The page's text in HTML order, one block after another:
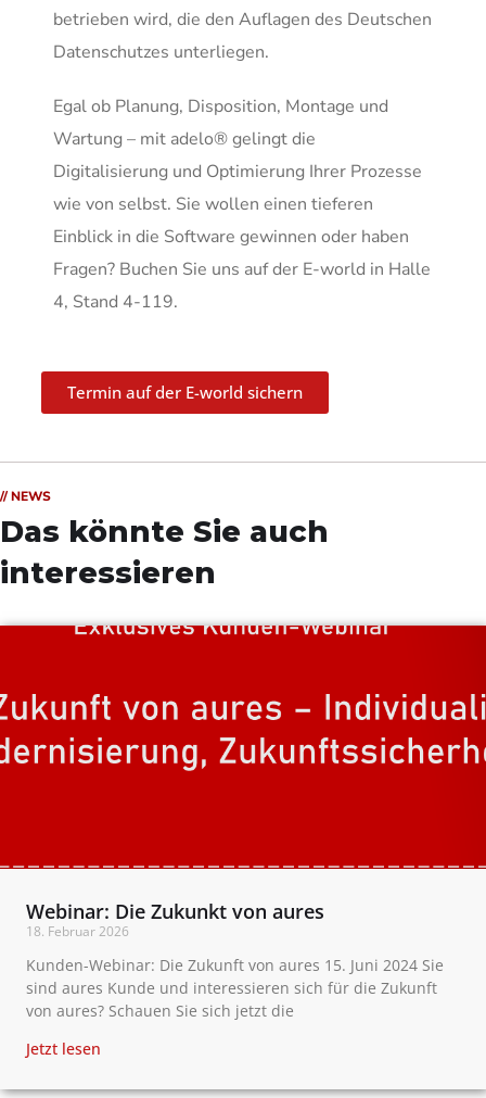
betrieben wird, die den Auflagen des Deutschen
Datenschutzes unterliegen.
Egal ob Planung, Disposition, Montage und
Wartung – mit adelo® gelingt die
Digitalisierung und Optimierung Ihrer Prozesse
wie von selbst. Sie wollen einen tieferen
Einblick in die Software gewinnen oder haben
Fragen? Buchen Sie uns auf der E-world in Halle
4, Stand 4-119.
Termin auf der E-world sichern
// NEWS
Das könnte Sie auch
interessieren
Webinar: Die Zukunkt von aures
18. Februar 2026
Kunden-Webinar: Die Zukunft von aures 15. Juni 2024 Sie
sind aures Kunde und interessieren sich für die Zukunft
von aures? Schauen Sie sich jetzt die
Jetzt lesen